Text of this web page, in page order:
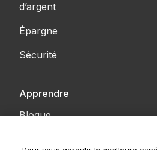
d’argent
Épargne
Sécurité
Apprendre
Blogue